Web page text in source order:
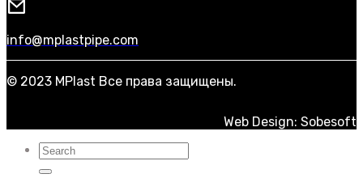
info@mplastpipe.com
© 2023 MPlast Все права защищены.
Web Design: Sobesoft
Искать: